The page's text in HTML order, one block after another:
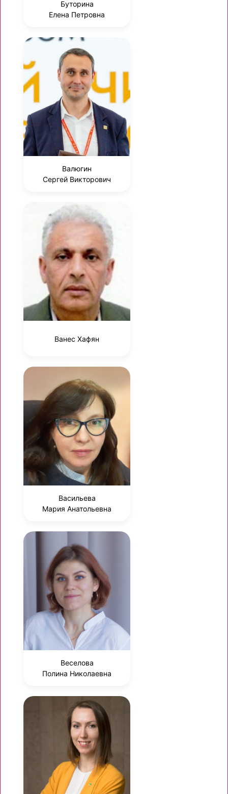
Буторина
Елена Петровна
Валюгин
Сергей Викторович
Ванес Хафян
Васильева
Мария Анатольевна
Веселова
Полина Николаевна